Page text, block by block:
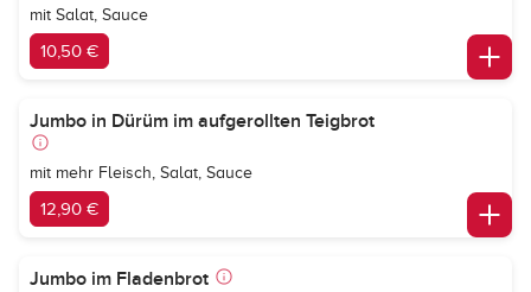
mit Salat, Sauce
10,50 €
Jumbo in Dürüm im aufgerollten Teigbrot
mit mehr Fleisch, Salat, Sauce
12,90 €
Jumbo im Fladenbrot